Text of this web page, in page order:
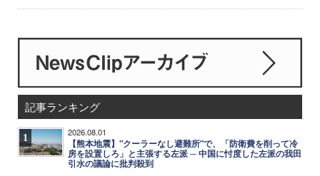
記事ランキング
1 2026.08.01
【熊本地震】"クーラーなし避難所"で、「防衛費を削って冷
房を設置しろ」と主張する左派 ─ 中国に忖度した左派の我田
引水の議論に批判殺到